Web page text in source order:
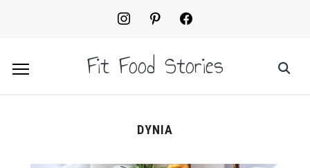
instagrampinterestfacebook2
Fit Food Stories
DYNIA